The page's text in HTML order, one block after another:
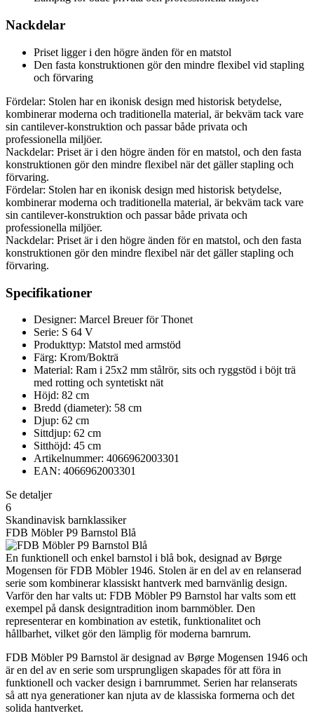
Nackdelar
Priset ligger i den högre änden för en matstol
Den fasta konstruktionen gör den mindre flexibel vid stapling
och förvaring
Fördelar: Stolen har en ikonisk design med historisk betydelse,
kombinerar moderna och traditionella material, är bekväm tack vare
sin cantilever-konstruktion och passar både privata och
professionella miljöer.
Nackdelar: Priset är i den högre änden för en matstol, och den fasta
konstruktionen gör den mindre flexibel när det gäller stapling och
förvaring.
Fördelar: Stolen har en ikonisk design med historisk betydelse,
kombinerar moderna och traditionella material, är bekväm tack vare
sin cantilever-konstruktion och passar både privata och
professionella miljöer.
Nackdelar: Priset är i den högre änden för en matstol, och den fasta
konstruktionen gör den mindre flexibel när det gäller stapling och
förvaring.
Specifikationer
Designer: Marcel Breuer för Thonet
Serie: S 64 V
Produkttyp: Matstol med armstöd
Färg: Krom/Bokträ
Material: Ram i 25x2 mm stålrör, sits och ryggstöd i böjt trä
med rotting och syntetiskt nät
Höjd: 82 cm
Bredd (diameter): 58 cm
Djup: 62 cm
Sittdjup: 62 cm
Sitthöjd: 45 cm
Artikelnummer: 4066962003301
EAN: 4066962003301
Se detaljer
6
Skandinavisk barnklassiker
FDB Möbler P9 Barnstol Blå
En funktionell och enkel barnstol i blå bok, designad av Børge
Mogensen för FDB Möbler 1946. Stolen är en del av en relanserad
serie som kombinerar klassiskt hantverk med barnvänlig design.
Varför den har valts ut: FDB Möbler P9 Barnstol har valts som ett
exempel på dansk designtradition inom barnmöbler. Den
representerar en kombination av estetik, funktionalitet och
hållbarhet, vilket gör den lämplig för moderna barnrum.
FDB Möbler P9 Barnstol är designad av Børge Mogensen 1946 och
är en del av en serie som ursprungligen skapades för att föra in
funktionell och vacker design i barnrummet. Serien har relanserats
så att nya generationer kan njuta av de klassiska formerna och det
solida hantverket.